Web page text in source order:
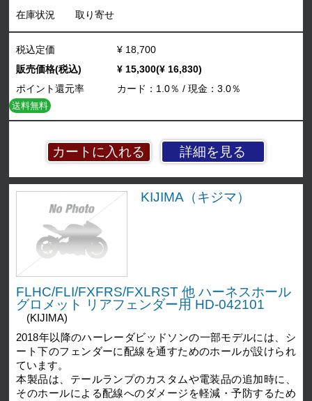
在庫状況 取り寄せ
詳細を見る
税込定価
¥ 18,700
販売価格(税込)
¥ 15,300(¥ 16,830)
ポイント還元率
カード：1.0％ / 現金：3.0％
送料無料
KIJIMA（キジマ）
FLHC/FLI/FXFRS/FXLRST 他 ハーネスホール
グロメット リアフェンダー用 HD-042101
(KIJIMA)
2018年以降のハーレーダビッドソンの一部モデルには、シ
ート下のフェンダーに配線を通すためのホールが設けられ
ています。
本製品は、テールランプのカスタムや電装品の追加時に、
そのホールによる配線へのダメージを軽減・予防するため